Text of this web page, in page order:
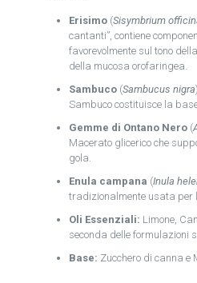
Erisimo (Sisymbrium
cantanti”, contiene
favorevolmente sul tono
della mucosa orofaringea.
Sambuco (Sambucus nigra
Sambuco costituisce la
Gemme di Ontano Nero (
Macerato glicerico che
gola.
Enula campana (Inula
tradizionalmente usata per
Oli Essenziali: Limone,
seconda delle formulazioni
Base: Zucchero di canna e